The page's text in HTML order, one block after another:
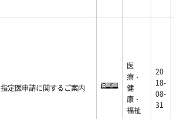
指定医申請に関するご案内
医
療・
健
康・
福祉
20
18-
08-
31